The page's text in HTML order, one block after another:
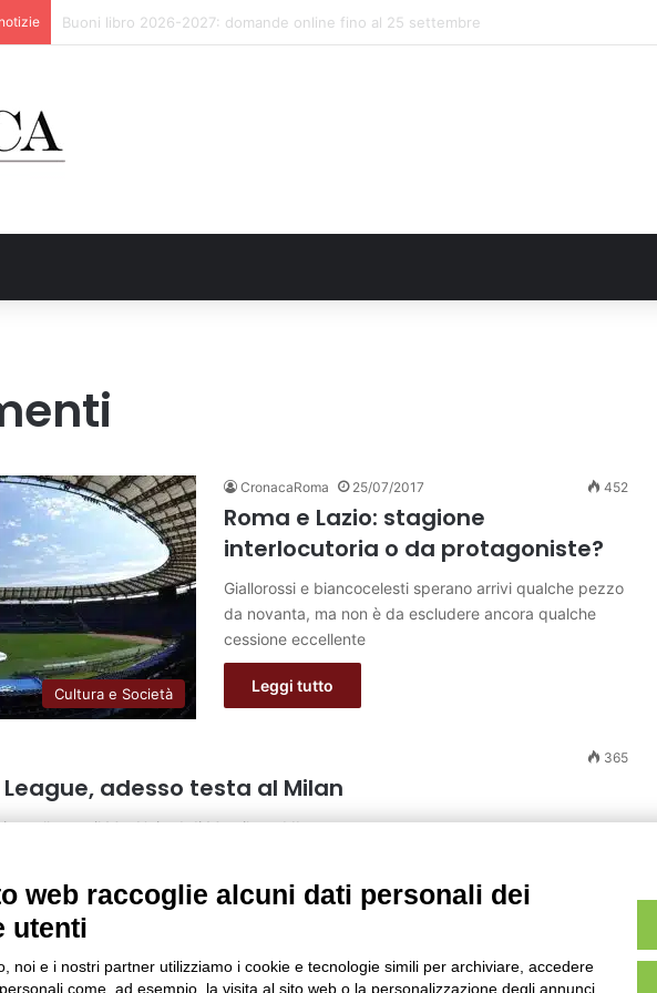
Torna il Moscerine Film Festival Summer Camp
Cultura e Società
CronacaRoma 25/07/2017 452
Roma e Lazio: stagione
interlocutoria o da protagoniste?
Giallorossi e biancocelesti sperano arrivi qualche pezzo
da novanta, ma non è da escludere ancora qualche
cessione eccellente
Leggi tutto
365
League, adesso testa al Milan
quello con il ManUnited di Mouriho ed Ibra
web raccoglie alcuni dati personali dei
utenti
noi e i nostri partner utilizziamo i cookie e tecnologie simili per archiviare, accedere
come, ad esempio, la visita al sito web o la personalizzazione degli annunci.